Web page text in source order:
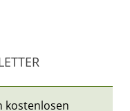
kostenlosen